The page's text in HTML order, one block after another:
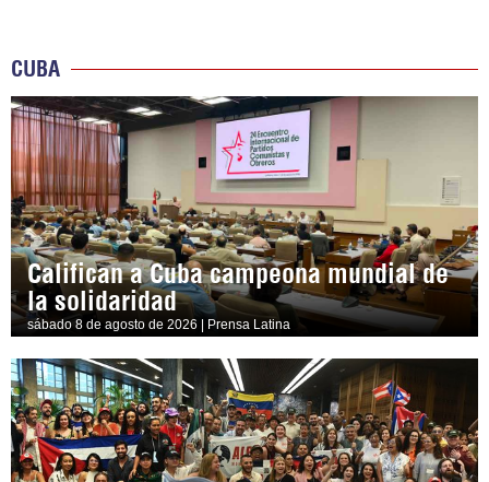
CUBA
Califican a Cuba campeona mundial de
la solidaridad
sábado 8 de agosto de 2026 | Prensa Latina